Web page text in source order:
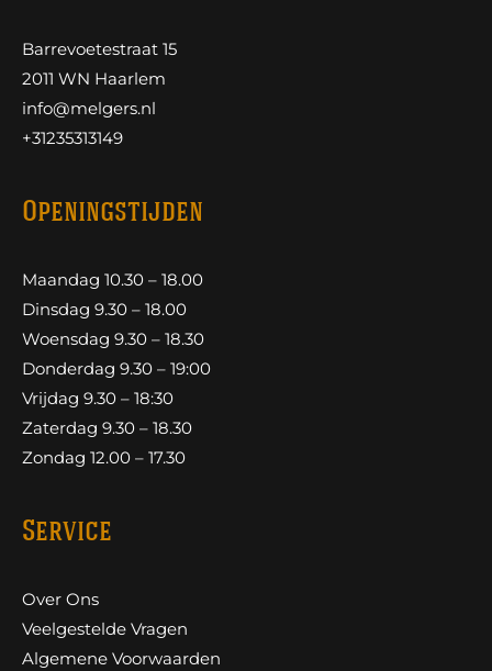
Barrevoetestraat 15
2011 WN Haarlem
info@melgers.nl
+31235313149
Openingstijden
Maandag 10.30 – 18.00
Dinsdag 9.30 – 18.00
Woensdag 9.30 – 18.30
Donderdag 9.30 – 19:00
Vrijdag 9.30 – 18:30
Zaterdag 9.30 – 18.30
Zondag 12.00 – 17.30
Service
Over Ons
Veelgestelde Vragen
Algemene Voorwaarden